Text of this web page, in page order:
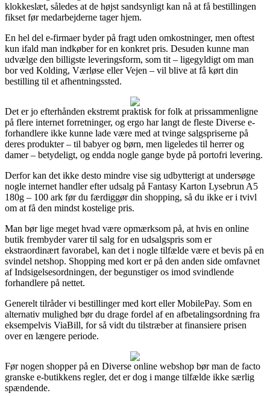
klokkeslæt, således at de højst sandsynligt kan nå at få bestillingen
fikset før medarbejderne tager hjem.
En hel del e-firmaer byder på fragt uden omkostninger, men oftest
kun ifald man indkøber for en konkret pris. Desuden kunne man
udvælge den billigste leveringsform, som tit – ligegyldigt om man
bor ved Kolding, Værløse eller Vejen – vil blive at få kørt din
bestilling til et afhentningssted.
Det er jo efterhånden ekstremt praktisk for folk at prissammenligne
på flere internet forretninger, og ergo har langt de fleste Diverse e-
forhandlere ikke kunne lade være med at tvinge salgspriserne på
deres produkter – til babyer og børn, men ligeledes til herrer og
damer – betydeligt, og endda nogle gange byde på portofri levering.
Derfor kan det ikke desto mindre vise sig udbytterigt at undersøge
nogle internet handler efter udsalg på Fantasy Karton Lysebrun A5
180g – 100 ark før du færdiggør din shopping, så du ikke er i tvivl
om at få den mindst kostelige pris.
Man bør lige meget hvad være opmærksom på, at hvis en online
butik frembyder varer til salg for en udsalgspris som er
ekstraordinært favorabel, kan det i nogle tilfælde være et bevis på en
svindel netshop. Shopping med kort er på den anden side omfavnet
af Indsigelsesordningen, der begunstiger os imod svindlende
forhandlere på nettet.
Generelt tilråder vi bestillinger med kort eller MobilePay. Som en
alternativ mulighed bør du drage fordel af en afbetalingsordning fra
eksempelvis ViaBill, for så vidt du tilstræber at finansiere prisen
over en længere periode.
Før nogen shopper på en Diverse online webshop bør man de facto
granske e-butikkens regler, det er dog i mange tilfælde ikke særlig
spændende.